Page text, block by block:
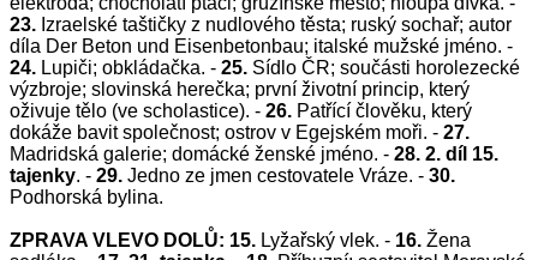
23. Izraelské taštičky z nudlového těsta; ruský sochař; autor
díla Der Beton und Eisenbetonbau; italské mužské jméno. -
24. Lupiči; obkládačka. - 25. Sídlo ČR; součásti horolezecké
výzbroje; slovinská herečka; první životní princip, který
oživuje tělo (ve scholastice). - 26. Patřící člověku, který
dokáže bavit společnost; ostrov v Egejském moři. - 27.
Madridská galerie; domácké ženské jméno. - 28. 2. díl 15.
tajenky. - 29. Jedno ze jmen cestovatele Vráze. - 30.
Podhorská bylina.
ZPRAVA VLEVO DOLŮ: 15. Lyžařský vlek. - 16. Žena